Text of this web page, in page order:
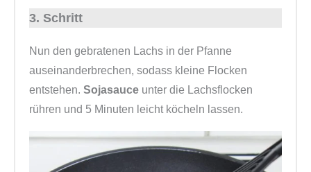
3. Schritt
Nun den gebratenen Lachs in der Pfanne
auseinanderbrechen, sodass kleine Flocken
entstehen. Sojasauce unter die Lachsflocken
rühren und 5 Minuten leicht köcheln lassen.